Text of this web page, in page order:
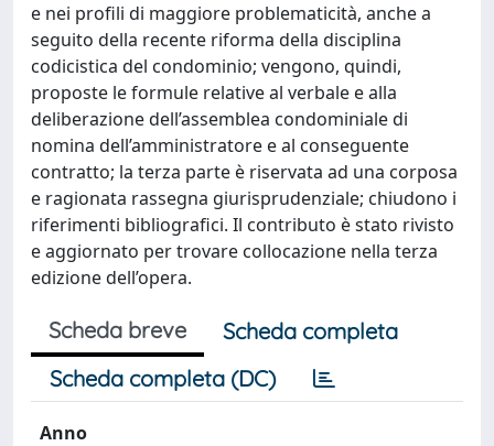
e nei profili di maggiore problematicità, anche a
seguito della recente riforma della disciplina
codicistica del condominio; vengono, quindi,
proposte le formule relative al verbale e alla
deliberazione dell’assemblea condominiale di
nomina dell’amministratore e al conseguente
contratto; la terza parte è riservata ad una corposa
e ragionata rassegna giurisprudenziale; chiudono i
riferimenti bibliografici. Il contributo è stato rivisto
e aggiornato per trovare collocazione nella terza
edizione dell’opera.
Scheda breve
Scheda completa
Scheda completa (DC)
Anno